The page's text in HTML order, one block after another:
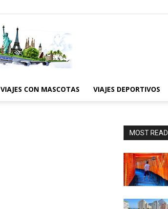
VIAJES CON MASCOTAS VIAJES DEPORTIVOS
MOST READ